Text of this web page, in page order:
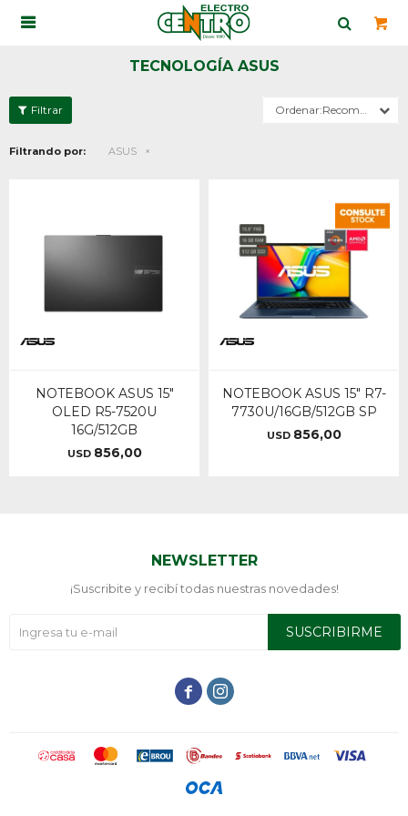

TECNOLOGÍA ASUS
Recomendados
Filtrando por: ASUS
NOTEBOOK ASUS 15"
OLED R5-7520U
16G/512GB
USD 856,00
NOTEBOOK ASUS 15" R7-
7730U/16GB/512GB SP
USD 856,00
NEWSLETTER
¡Suscribite y recibí todas nuestras novedades!
SUSCRIBIRME
 